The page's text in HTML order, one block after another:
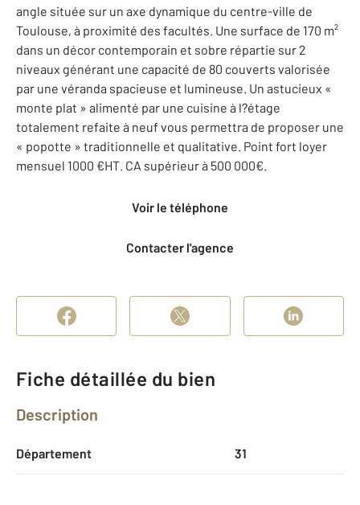
angle située sur un axe dynamique du centre-ville de
Toulouse, à proximité des facultés. Une surface de 170 m²
dans un décor contemporain et sobre répartie sur 2
niveaux générant une capacité de 80 couverts valorisée
par une véranda spacieuse et lumineuse. Un astucieux «
monte plat » alimenté par une cuisine à l?étage
totalement refaite à neuf vous permettra de proposer une
« popotte » traditionnelle et qualitative. Point fort loyer
mensuel 1000 €HT. CA supérieur à 500 000€.
Voir le téléphone
Contacter l'agence
Fiche détaillée du bien
Description
Département 31